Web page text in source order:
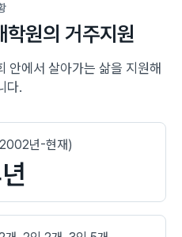
학원의 거주지원
안에서 살아가는 삶을 지원해
다.
년-현재)